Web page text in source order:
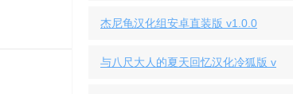
杰尼龟汉化组安卓直装版 v1.0.0
与八尺大人的夏天回忆汉化冷狐版 v